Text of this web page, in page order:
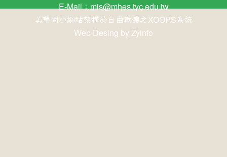
E-Mail：mis@mhes.tyc.edu.tw
美華國小網站架構於自由軟體之XOOPS系統
Web Desing by Zyinfo